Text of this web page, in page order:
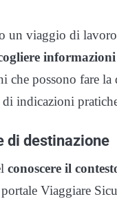
un viaggio di
che possono fare
indicazioni
di destinazione
conoscere il
Viaggiare